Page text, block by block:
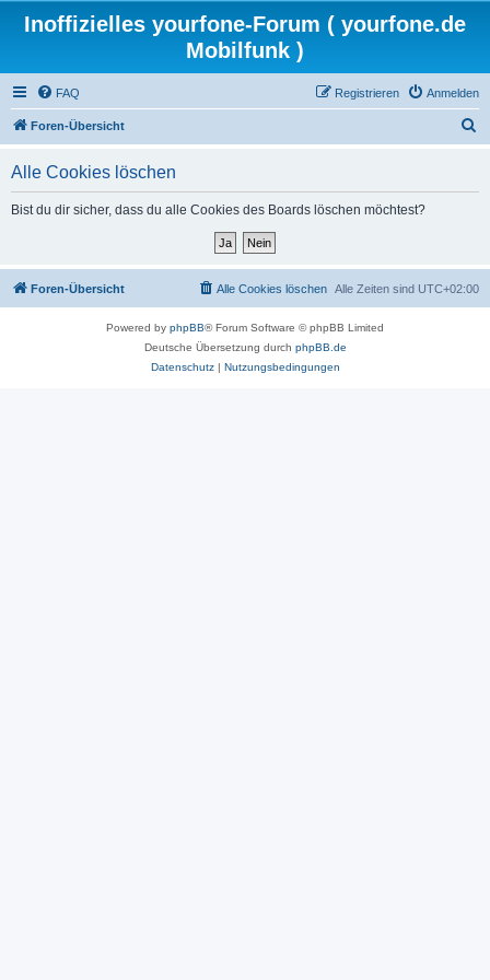
Inoffizielles yourfone-Forum ( yourfone.de
Mobilfunk )
FAQ Anmelden
Registrieren
Foren-Übersicht
Alle Cookies löschen
Bist du dir sicher, dass du alle Cookies des Boards löschen möchtest?
Foren-Übersicht Alle Zeiten sind UTC+02:00
Alle Cookies löschen
Powered by phpBB® Forum Software © phpBB Limited
Deutsche Übersetzung durch phpBB.de
Datenschutz| Nutzungsbedingungen